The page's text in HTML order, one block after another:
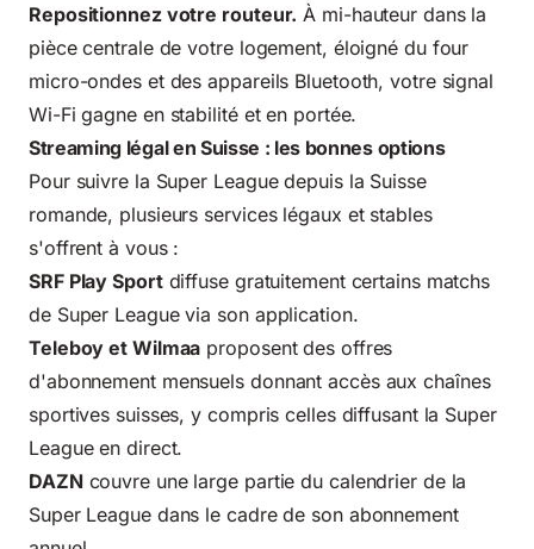
Repositionnez votre routeur. À mi-hauteur dans la
pièce centrale de votre logement, éloigné du four
micro-ondes et des appareils Bluetooth, votre signal
Wi-Fi gagne en stabilité et en portée.
Streaming légal en Suisse : les bonnes options
Pour suivre la Super League depuis la Suisse
romande, plusieurs services légaux et stables
s'offrent à vous :
SRF Play Sportdiffuse gratuitement certains matchs
de Super League via son application.
Teleboy et Wilmaa proposent des offres
d'abonnement mensuels donnant accès aux chaînes
sportives suisses, y compris celles diffusant la Super
League en direct.
DAZNcouvre une large partie du calendrier de la
Super League dans le cadre de son abonnement